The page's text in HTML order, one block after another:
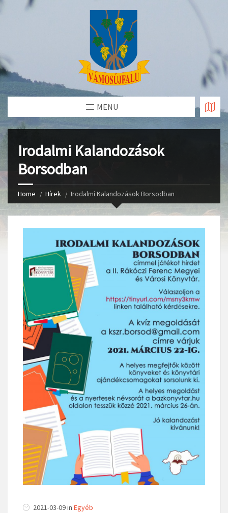
Skip
MENU
Irodalmi Kalandozások
Borsodban
Home Hírek Irodalmi Kalandozások Borsodban
2021-03-09 in Egyéb